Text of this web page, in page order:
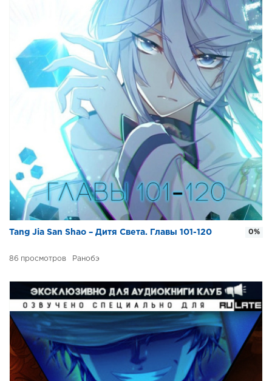
Tang Jia San Shao – Дитя Света. Главы 101-120
86 Ранобэ
0%